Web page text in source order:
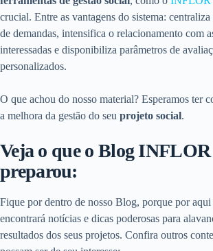
crucial. Entre as vantagens do sistema:
de demandas, intensifica o relacionamento com
interessadas e disponibiliza parâmetros de
personalizados.
O que achou do nosso material? Esperamos ter
a melhora da gestão do seu projeto social.
Veja o que o Blog INFLOR
preparou:
Fique por dentro de nosso Blog, porque por aqui
encontrará notícias e dicas poderosas para
resultados dos seus projetos. Confira outros